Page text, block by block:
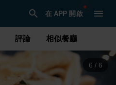
在 APP 開啟
評論 相似餐廳
1 / 6